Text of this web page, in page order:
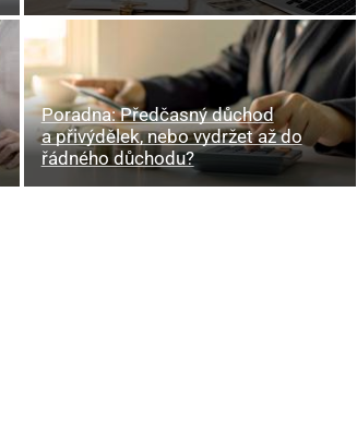
Poradna: Předčasný důchod
a přivýdělek, nebo vydržet až do
řádného důchodu?